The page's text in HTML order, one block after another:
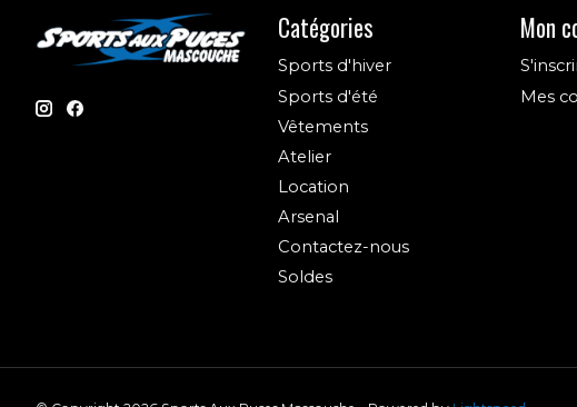
Catégories
Sports d'hiver
Sports d'été
Vêtements
Atelier
Location
Arsenal
Contactez-nous
Soldes
Mon
Mes